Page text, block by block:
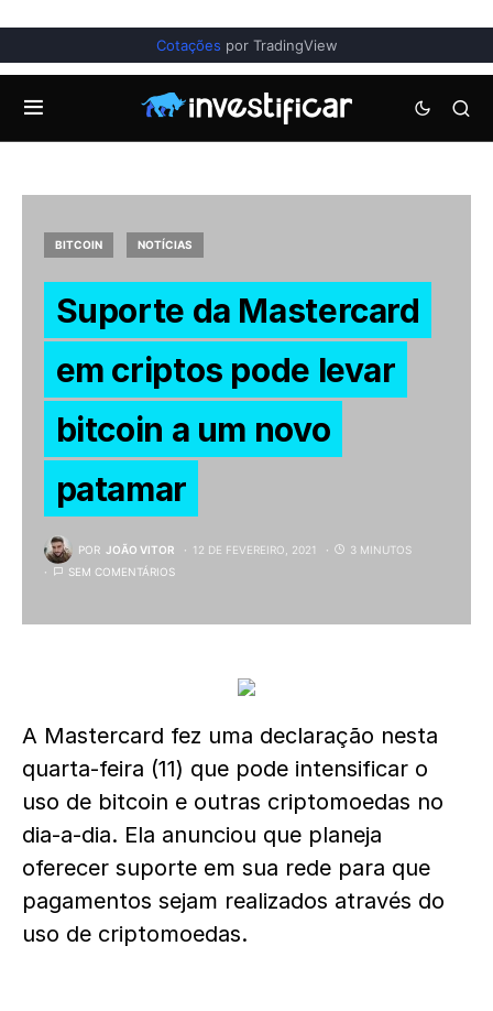
Cotações por TradingView
BITCOIN NOTÍCIAS
Suporte da Mastercard
em criptos pode levar
bitcoin a um novo
patamar
POR JOÃO VITOR 12 DE FEVEREIRO, 2021
3 MINUTOS
SEM COMENTÁRIOS
A Mastercard fez uma declaração nesta
quarta-feira (11) que pode intensificar o
uso de bitcoin e outras criptomoedas no
dia-a-dia. Ela anunciou que planeja
oferecer suporte em sua rede para que
pagamentos sejam realizados através do
uso de criptomoedas.